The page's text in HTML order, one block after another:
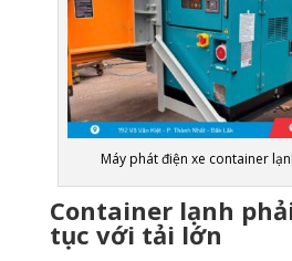
Máy phát điện xe container
Container lạnh
tục với tải lớn